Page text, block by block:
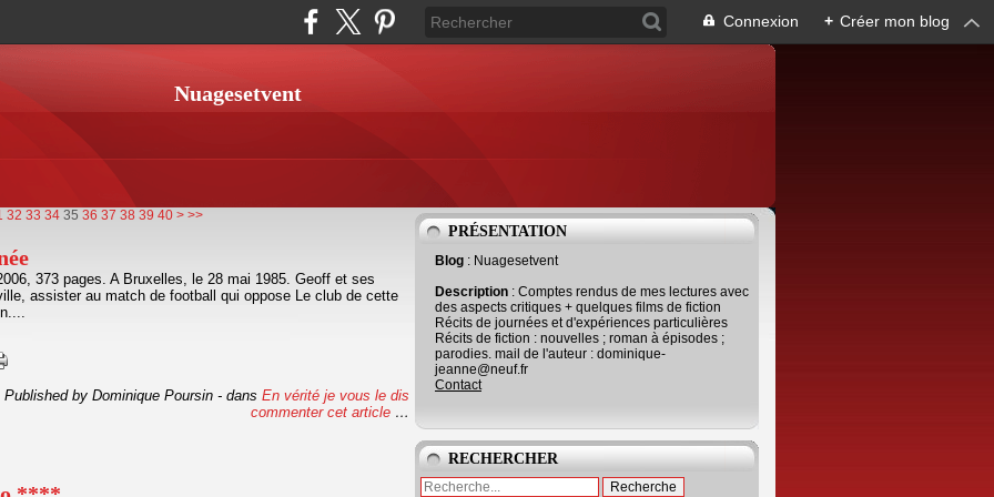
Connexion + Créer mon blog
Nuagesetvent
32 33 34 35 36 37 38 39 40 50
60
70
80
90
100
> >>
373 pages. A Bruxelles, le 28 mai 1985. Geoff et ses
assister au match de football qui oppose Le club de cette
Published by Dominique Poursin - dans En vérité je vous le dis
commenter cet article …
PRÉSENTATION
Blog : Nuagesetvent
Description : Comptes rendus de mes lectures avec
des aspects critiques + quelques films de fiction
Récits de journées et d'expériences particulières
Récits de fiction : nouvelles ; roman à épisodes ;
parodies. mail de l'auteur : dominique-
jeanne@neuf.fr
Contact
RECHERCHER